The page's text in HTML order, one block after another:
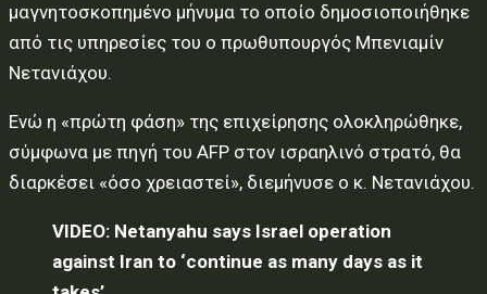
μαγνητοσκοπημένο μήνυμα το οποίο δημοσιοποιήθηκε
από τις υπηρεσίες του ο πρωθυπουργός Μπενιαμίν
Νετανιάχου.
Ενώ η «πρώτη φάση» της επιχείρησης ολοκληρώθηκε,
σύμφωνα με πηγή του AFP στον ισραηλινό στρατό, θα
διαρκέσει «όσο χρειαστεί», διεμήνυσε ο κ. Νετανιάχου.
VIDEO: Netanyahu says Israel operation
against Iran to ‘continue as many days as it